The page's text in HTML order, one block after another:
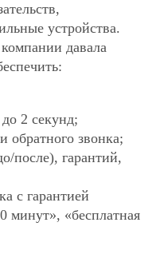
устройства.
давала
до 2 секунд;
обратного звонка;
после), гарантий,
с гарантией
минут», «бесплатная